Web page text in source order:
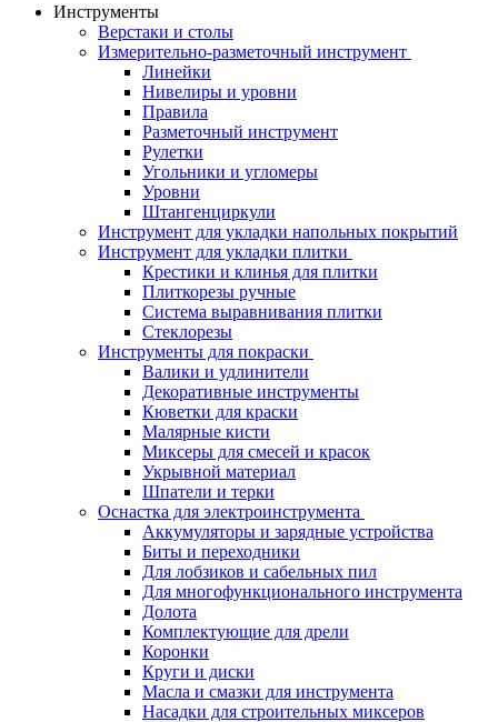
Инструменты
Верстаки и столы
Измерительно-разметочный инструмент
Линейки
Нивелиры и уровни
Правила
Разметочный инструмент
Рулетки
Угольники и угломеры
Уровни
Штангенциркули
Инструмент для укладки напольных покрытий
Инструмент для укладки плитки
Крестики и клинья для плитки
Плиткорезы ручные
Система выравнивания плитки
Стеклорезы
Инструменты для покраски
Валики и удлинители
Декоративные инструменты
Кюветки для краски
Малярные кисти
Миксеры для смесей и красок
Укрывной материал
Шпатели и терки
Оснастка для электроинструмента
Аккумуляторы и зарядные устройства
Биты и переходники
Для лобзиков и сабельных пил
Для многофункционального инструмента
Долота
Комплектующие для дрели
Коронки
Круги и диски
Масла и смазки для инструмента
Насадки для строительных миксеров